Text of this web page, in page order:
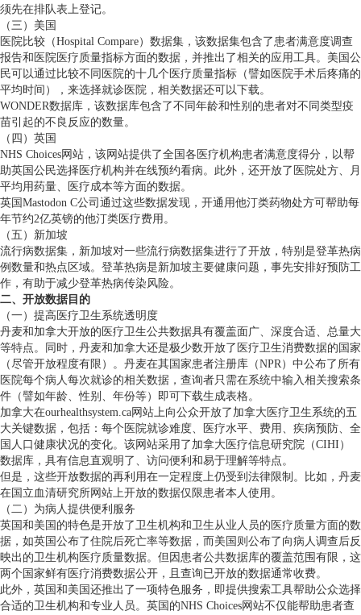
须先在排队表上登记。
（三）美国
医院比较（Hospital Compare）数据集，该数据集包含了患者满意度调查
报告和医院医疗质量指标方面的数据，并推出了相关的应用工具。美国公
民可以通过比较不同医院的十几个医疗质量指标（譬如医院手术后疼痛的
平均时间），来选择就诊医院，相关数据还可以下载。
WONDER数据库，该数据库包含了不同年龄和性别的患者对不同类型疫
苗引起的不良反应的数量。
（四）英国
NHS Choices网站，该网站提供了全国各医疗机构患者满意度得分，以帮
助英国公民选择医疗机构并在线预约看病。此外，还开放了医院处方、月
平均用药量、医疗成本等方面的数据。
英国Mastodon C公司通过这些数据发现，开通用他汀类药物处方可帮助每
年节约2亿英镑的他汀类医疗费用。
（五）新加坡
流行病数据集，新加坡对一些流行病数据集进行了开放，特别是登革热病
例数量和热点区域。登革热病是新加坡主要健康问题，事先安排好预防工
作，有助于减少登革热病传染风险。
二、开放数据目的
（一）提高医疗卫生系统透明度
丹麦和加拿大开放的医疗卫生公共数据具有覆盖面广、深度合适、总量大
等特点。同时，丹麦和加拿大还是极少数开放了医疗卫生消费数据的国家
（尽管开放程度有限）。丹麦在其国家患者注册库（NPR）中公布了所有
医院每个病人每次就诊的相关数据，查询者只需在系统中输入相关搜索条
件（譬如年龄、性别、年份等）即可下载生成表格。
加拿大在ourhealthsystem.ca网站上向公众开放了加拿大医疗卫生系统的五
大关键数据，包括：每个医院就诊难度、医疗水平、费用、疾病预防、全
国人口健康状况的变化。该网站采用了加拿大医疗信息研究院（CIHI）
数据库，具有信息直观明了、访问便利和易于理解等特点。
但是，这些开放数据的再利用在一定程度上仍受到法律限制。比如，丹麦
在国立血清研究所网站上开放的数据仅限患者本人使用。
（二）为病人提供便利服务
英国和美国的特色是开放了卫生机构和卫生从业人员的医疗质量方面的数
据，如英国公布了住院后死亡率等数据，而美国则公布了向病人调查后反
映出的卫生机构医疗质量数据。但因患者公共数据库的覆盖范围有限，这
两个国家鲜有医疗消费数据公开，且查询已开放的数据通常收费。
此外，英国和美国还推出了一项特色服务，即提供搜索工具帮助公众选择
合适的卫生机构和专业人员。英国的NHS Choices网站不仅能帮助患者查